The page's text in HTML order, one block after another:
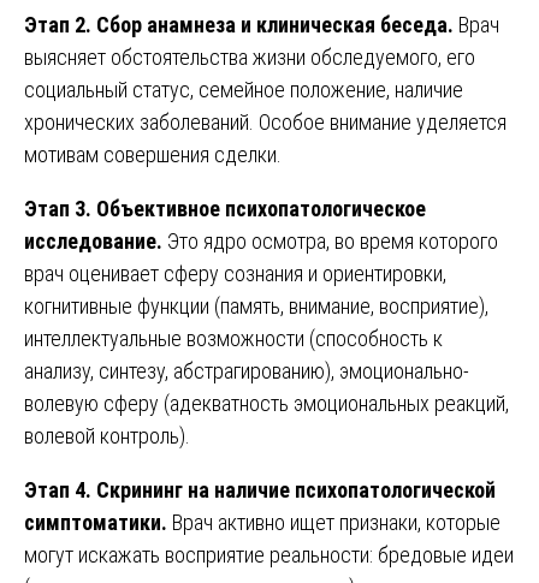
Этап 2. Сбор анамнеза и клиническая беседа. Врач
выясняет обстоятельства жизни обследуемого, его
социальный статус, семейное положение, наличие
хронических заболеваний. Особое внимание уделяется
мотивам совершения сделки.
Этап 3. Объективное психопатологическое
исследование. Это ядро осмотра, во время которого
врач оценивает сферу сознания и ориентировки,
когнитивные функции (память, внимание, восприятие),
интеллектуальные возможности (способность к
анализу, синтезу, абстрагированию), эмоционально-
волевую сферу (адекватность эмоциональных реакций,
волевой контроль).
Этап 4. Скрининг на наличие психопатологической
симптоматики. Врач активно ищет признаки, которые
могут искажать восприятие реальности: бредовые идеи